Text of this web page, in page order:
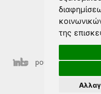
της
poulakakis © 2026 |